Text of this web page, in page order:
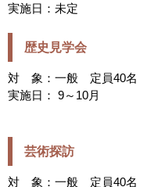
実施日：未定
歴史見学会
対 象：一般 定員40名
実施日： 9～10月
芸術探訪
対 象：一般 定員40名